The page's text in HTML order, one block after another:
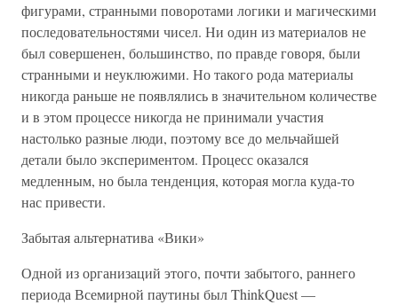
фигурами, странными поворотами логики и магическими
последовательностями чисел. Ни один из материалов не
был совершенен, большинство, по правде говоря, были
странными и неуклюжими. Но такого рода материалы
никогда раньше не появлялись в значительном количестве
и в этом процессе никогда не принимали участия
настолько разные люди, поэтому все до мельчайшей
детали было экспериментом. Процесс оказался
медленным, но была тенденция, которая могла куда-то
нас привести.
Забытая альтернатива «Вики»
Одной из организаций этого, почти забытого, раннего
периода Всемирной паутины был ThinkQuest —